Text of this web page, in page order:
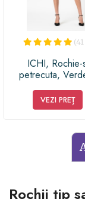
ICHI, Rochie-
petrecuta,
VEZI PREȚ
Rochii tip